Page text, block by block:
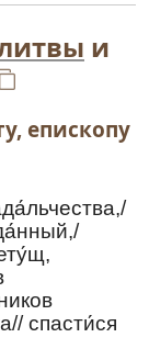
и
епископу
спасти́ся